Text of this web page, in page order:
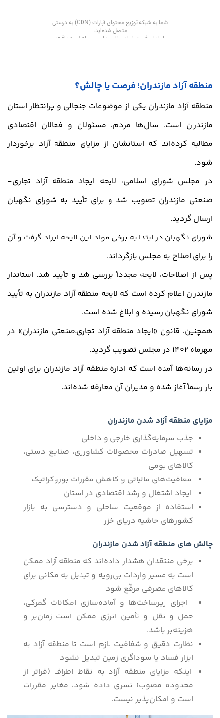
منطقه آزاد مازندران؛ فرصت یا چالش؟
منطقه آزاد مازندران یکی از موضوعات جنجالی و پرانتظار استان
مازندران است. سال‌ها مردم، مسئولان و فعالان اقتصادی
مطالبه کرده‌اند که استانشان از مزایای منطقه آزاد برخوردار
شود.
در مجلس شورای اسلامی، لایحه ایجاد منطقه آزاد تجاری-
صنعتی مازندران تصویب شد و برای تأیید به شورای نگهبان
ارسال گردید.
شورای نگهبان در ابتدا به برخی مواد این لایحه ایراد گرفت و آن
را برای اصلاح به مجلس بازگرداند.
پس از اصلاحات، لایحه مجدداً بررسی شد و تأیید شد. استاندار
مازندران اعلام کرده است که لایحه منطقه آزاد مازندران به تأیید
شورای نگهبان رسیده و ابلاغ شده است.
همچنین، قانون «ایجاد منطقه آزاد تجاری‌ـ‌صنعتی مازندران» در
مهرماه 1402 در مجلس تصویب گردید.
در رسانه‌ها آمده است که اداره منطقه آزاد مازندران برای اولین
بار رسماً آغاز شده و مدیران آن معارفه شده‌اند.
مزایای منطقه آزاد شدن مازندران
جذب سرمایه‌گذاری خارجی و داخلی
تسهیل صادرات محصولات کشاورزی، صنایع دستی،
کالاهای بومی
معافیت‌های مالیاتی و کاهش مقررات بوروکراتیک
ایجاد اشتغال و رشد اقتصادی در استان
استفاده از موقعیت ساحلی و دسترسی به بازار
کشورهای حاشیه دریای خزر
چالش های منطقه آزاد شدن مازندران
برخی منتقدان هشدار داده‌اند که منطقه آزاد ممکن
است به مسیر واردات بی‌رویه و تبدیل به مکانی برای
کالاهای مصرفی مرفّع شود
اجرای زیرساخت‌ها و آماده‌سازی امکانات گمرکی،
حمل و نقل و تأمین انرژی ممکن است زمان‌بر و
هزینه‌بر باشد.
نظارت دقیق و شفافیت لازم است تا منطقه آزاد به
ابزار فساد یا سوداگری زمین تبدیل نشود
اینکه مزایای منطقه آزاد به نقاط اطراف (فراتر از
محدوده مصوب) تسری داده شود، مغایر مقررات
است و امکان‌پذیر نیست.